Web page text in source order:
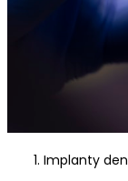
Implanty